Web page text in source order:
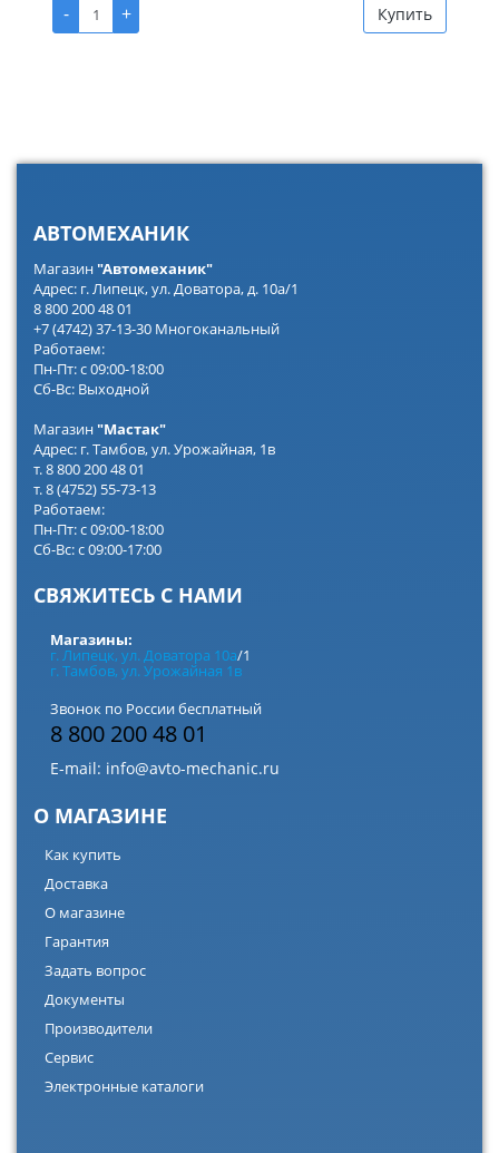
-
+ Купить
АВТОМЕХАНИК
Магазин"Автомеханик"
Адрес: г. Липецк, ул. Доватора, д. 10а/1
8 800 200 48 01
+7 (4742) 37-13-30 Многоканальный
Работаем:
Пн-Пт: с 09:00-18:00
Сб-Вс: Выходной
Магазин"Мастак"
Адрес: г. Тамбов, ул. Урожайная, 1в
т. 8 800 200 48 01
т. 8 (4752) 55-73-13
Работаем:
Пн-Пт: с 09:00-18:00
Сб-Вс: с 09:00-17:00
СВЯЖИТЕСЬ С НАМИ
Магазины:
г. Липецк, ул. Доватора 10а/1
г. Тамбов, ул. Урожайная 1в
Звонок по России бесплатный
8 800 200 48 01
E-mail: info@avto-mechanic.ru
О МАГАЗИНЕ
Как купить
Доставка
О магазине
Гарантия
Задать вопрос
Документы
Производители
Сервис
Электронные каталоги